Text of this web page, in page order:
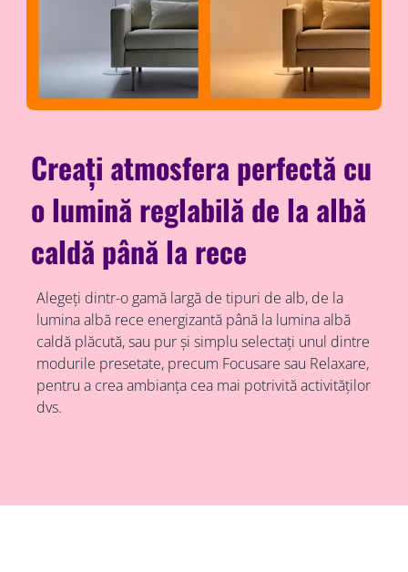
Creați atmosfera perfectă cu
o lumină reglabilă de la albă
caldă până la rece
Alegeți dintr-o gamă largă de tipuri de alb, de la
lumina albă rece energizantă până la lumina albă
caldă plăcută, sau pur și simplu selectați unul dintre
modurile presetate, precum Focusare sau Relaxare,
pentru a crea ambianța cea mai potrivită activităților
dvs.